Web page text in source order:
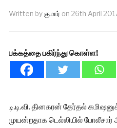
Written byகுமார் on 26th April
பக்கத்தை பகிர்ந்து கொள்ள!
டி.டி.வி. தினகரன் தேர்தல்
முயன்றதாக டெல்லியில்